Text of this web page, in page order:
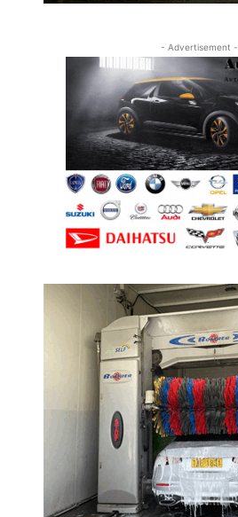
- Advertisement -